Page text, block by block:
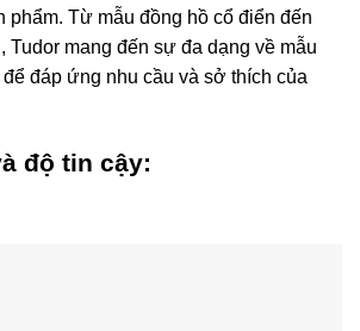
phẩm. Từ mẫu đồng hồ cổ điển đến
Tudor mang đến sự đa dạng về mẫu
đáp ứng nhu cầu và sở thích của
độ tin cậy: